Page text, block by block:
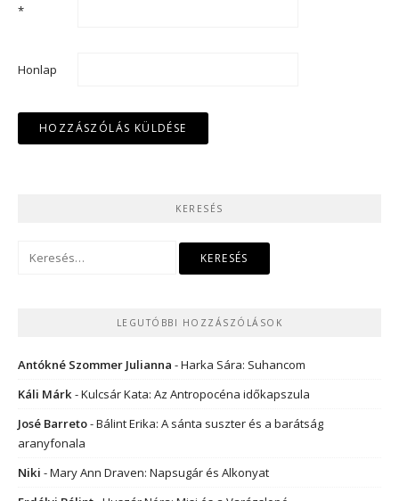
*
Honlap
KERESÉS
LEGUTÓBBI HOZZÁSZÓLÁSOK
Antókné Szommer Julianna -Harka Sára: Suhancom
Káli Márk-Kulcsár Kata: Az Antropocéna időkapszula
José Barreto-Bálint Erika: A sánta suszter és a barátság
aranyfonala
Niki -Mary Ann Draven: Napsugár és Alkonyat